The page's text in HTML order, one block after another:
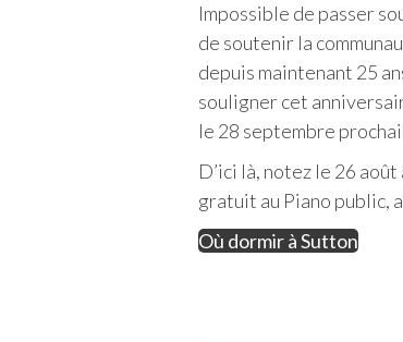
Impossible de passer
de soutenir la
depuis maintenant 25
souligner cet
le 28 septembre
D’ici là, notez le 26
gratuit au Piano public,
Où dormir à Sutton